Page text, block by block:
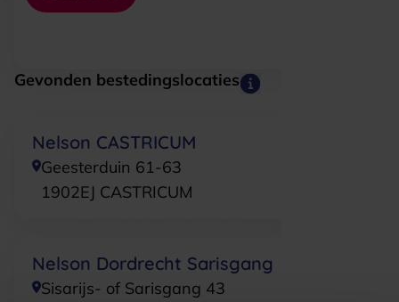
Gevonden bestedingslocaties
Nelson CASTRICUM
Geesterduin 61-63
1902EJ CASTRICUM
Nelson Dordrecht Sarisgang
Sisarijs- of Sarisgang 43